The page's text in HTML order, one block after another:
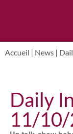
Accueil | News |
Daily
11/